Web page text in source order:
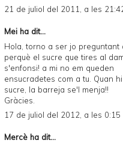
21 de juliol del 2011, a les
Mei ha dit...
Hola, torno a ser jo preguntant
perquè el sucre que tires al
s'enfonsi! a mi no em queden
ensucradetes com a tu. Quan
sucre, la barreja se'l menja!!
Gràcies.
17 de juliol del 2012, a les 0:15
Mercè ha dit...